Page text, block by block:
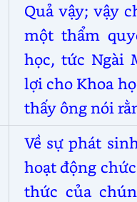
Quả vậy; vậy
một thẩm
học, tức Ngài
lợi cho Khoa
thấy ông nói
Về sự phát
hoạt động
thức của